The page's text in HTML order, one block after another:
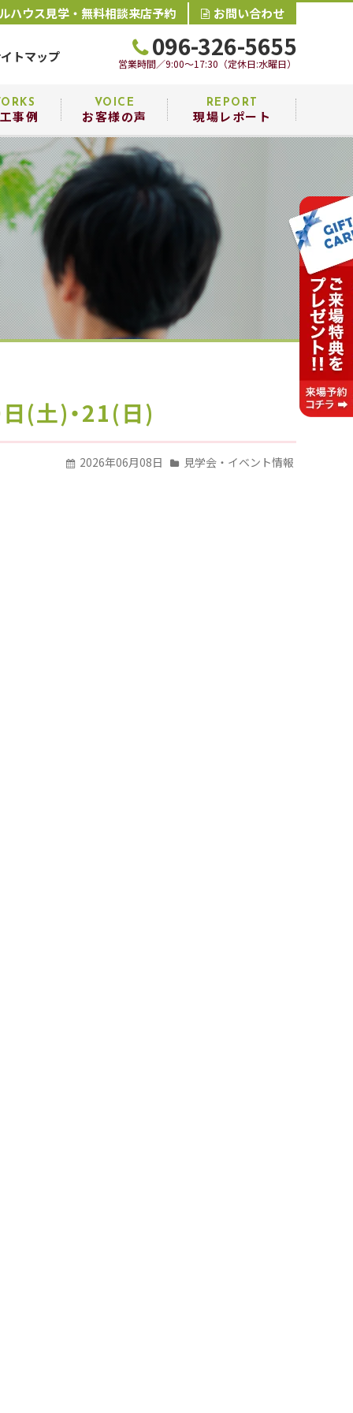
トマップ
ハウス見学・無料相談来店予約 お問い合わせ
096-326-5655
営業時間／9:00～17:30（定休日:水曜日）
事例
VOICE
お客様の声
REPORT
現場レポート
日(土)・21(日)
2026年06月08日 見学会・イベント情報